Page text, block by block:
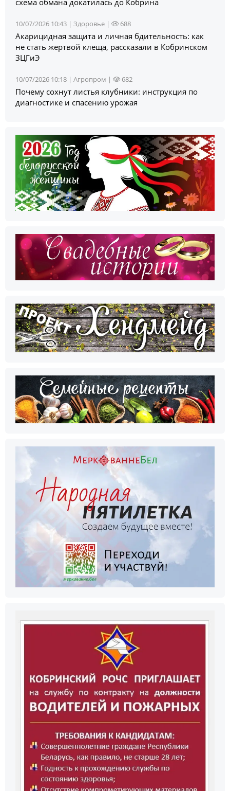
10/07/2026 10:43 | Здоровье | 688
Акарицидная защита и личная бдительность: как
не стать жертвой клеща, рассказали в Кобринском
ЗЦГиЭ
10/07/2026 10:18 | Агропром | 682
Почему сохнут листья клубники: инструкция по
диагностике и спасению урожая